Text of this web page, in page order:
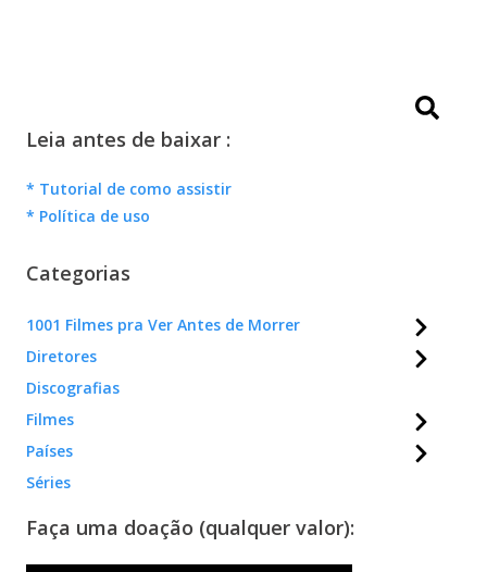
Leia antes de baixar :
* Tutorial de como assistir
* Política de uso
Categorias
1001 Filmes pra Ver Antes de Morrer
Diretores
Discografias
Filmes
Países
Séries
Faça uma doação (qualquer valor):